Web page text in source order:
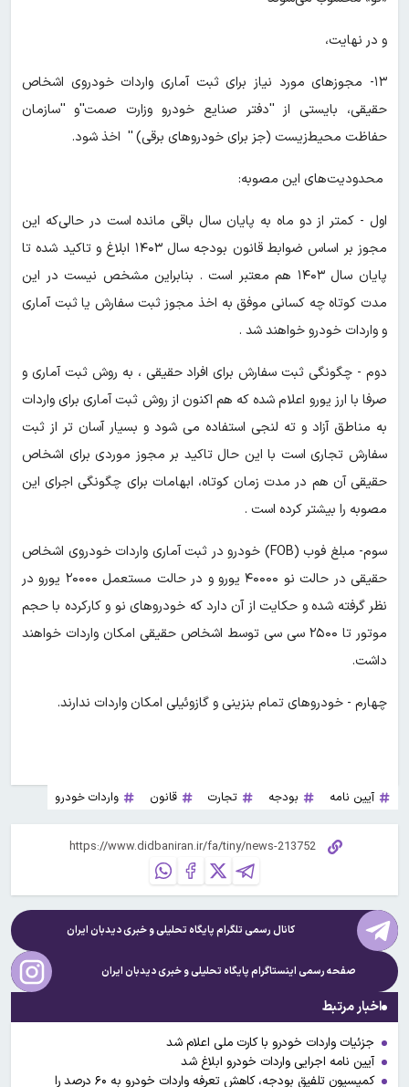
و در نهایت،
۱۳- مجوزهای مورد نیاز برای ثبت آماری واردات خودروی اشخاص
حقیقی، بایستی از ''دفتر صنایع خودرو وزارت صمت''و ''سازمان
حفاظت محیط‌زیست (جز برای خودروهای برقی) '' اخذ شود.
محدودیت‌های این مصوبه:
اول - کمتر از دو ماه به پایان سال باقی مانده است در حالی‌که این
مجوز بر اساس ضوابط قانون بودجه سال ۱۴۰۳ ابلاغ و تاکید شده تا
پایان سال ۱۴۰۳ هم معتبر است . بنابراین مشخص نیست در این
مدت کوتاه چه کسانی موفق به اخذ مجوز ثبت سفارش یا ثبت آماری
و واردات خودرو خواهند شد .
دوم - چگونگی ثبت سفارش برای افراد حقیقی ، به روش ثبت آماری و
صرفا با ارز یورو اعلام شده که هم اکنون از روش ثبت آماری برای واردات
به مناطق آزاد و ته لنجی استفاده می شود و بسیار آسان تر از ثبت
سفارش تجاری است با این حال تاکید بر مجوز موردی برای اشخاص
حقیقی آن هم در مدت زمان کوتاه، ابهامات برای چگونگی اجرای این
مصوبه را بیشتر کرده است .
سوم- مبلغ فوب (FOB) خودرو در ثبت آماری واردات خودروی اشخاص
حقیقی در حالت نو ۴۰۰۰۰ یورو و در حالت مستعمل ۲۰۰۰۰ یورو در
نظر گرفته شده و حکایت از آن دارد که خودروهای نو و کارکرده با حجم
موتور تا ۲۵۰۰ سی سی توسط اشخاص حقیقی امکان واردات خواهند
داشت.
چهارم - خودروهای تمام بنزینی و گازوئیلی امکان واردات ندارند.
آیین نامه بودجه تجارت قانون واردات خودرو
کانال رسمی تلگرام پایگاه تحلیلی و خبریدیدبان ایران
صفحه رسمی اینستاگرام پایگاه تحلیلی و خبریدیدبان ایران
اخبار مرتبط
جزئیات واردات خودرو با کارت ملی اعلام شد
آیین نامه اجرایی واردات خودرو ابلاغ شد
کمیسیون تلفیق بودجه، کاهش تعرفه واردات خودرو به ۶۰ درصد را